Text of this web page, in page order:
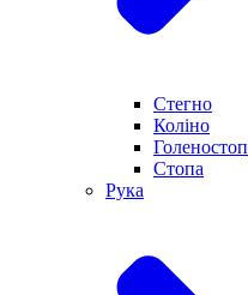
Стегно
Коліно
Голеностоп
Стопа
Рука